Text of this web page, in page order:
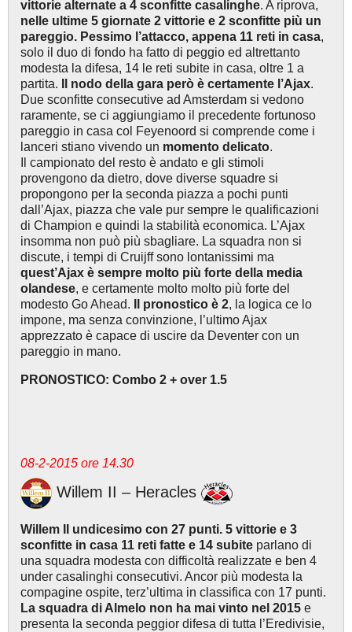
vittorie alternate a 4 sconfitte casalinghe. A riprova,
nelle ultime 5 giornate 2 vittorie e 2 sconfitte più un
pareggio. Pessimo l’attacco, appena 11 reti in casa,
solo il duo di fondo ha fatto di peggio ed altrettanto
modesta la difesa, 14 le reti subite in casa, oltre 1 a
partita. Il nodo della gara però è certamente l’Ajax.
Due sconfitte consecutive ad Amsterdam si vedono
raramente, se ci aggiungiamo il precedente fortunoso
pareggio in casa col Feyenoord si comprende come i
lanceri stiano vivendo un momento delicato.
Il campionato del resto è andato e gli stimoli
provengono da dietro, dove diverse squadre si
propongono per la seconda piazza a pochi punti
dall’Ajax, piazza che vale pur sempre le qualificazioni
di Champion e quindi la stabilità economica. L’Ajax
insomma non può più sbagliare. La squadra non si
discute, i tempi di Cruijff sono lontanissimi ma
quest’Ajax è sempre molto più forte della media
olandese, e certamente molto molto più forte del
modesto Go Ahead. Il pronostico è 2, la logica ce lo
impone, ma senza convinzione, l’ultimo Ajax
apprezzato è capace di uscire da Deventer con un
pareggio in mano.
PRONOSTICO: Combo 2 + over 1.5
08-2-2015 ore 14.30
Willem II – Heracles
Willem II undicesimo con 27 punti. 5 vittorie e 3
sconfitte in casa 11 reti fatte e 14 subite parlano di
una squadra modesta con difficoltà realizzate e ben 4
under casalinghi consecutivi. Ancor più modesta la
compagine ospite, terz’ultima in classifica con 17 punti.
La squadra di Almelo non ha mai vinto nel 2015 e
presenta la seconda peggior difesa di tutta l’Eredivisie,